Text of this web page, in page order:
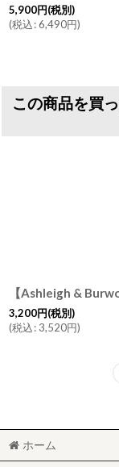
5,900円(税別)
(税込:6,490円)
この商品を買
3,200円(税別)
(税込: 3,520円)
ホーム